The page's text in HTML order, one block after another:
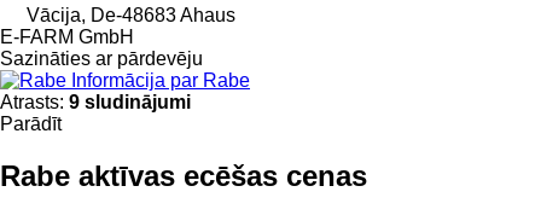
Vācija, De-48683 Ahaus
E-FARM GmbH
Sazināties ar pārdevēju
Informācija par Rabe
Atrasts: 9 sludinājumi
Parādīt
Rabe aktīvas ecēšas cenas